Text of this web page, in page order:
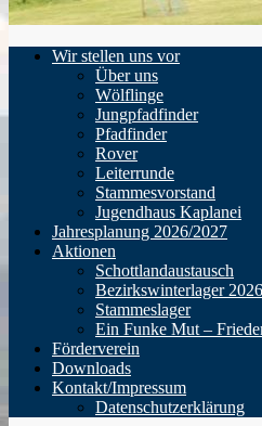
Wir stellen uns vor
Über uns
Wölflinge
Jungpfadfinder
Pfadfinder
Rover
Leiterrunde
Stammesvorstand
Jugendhaus Kaplanei
Jahresplanung 2026/2027
Aktionen
Schottlandaustausch
Bezirkswinterlager 2026
Stammeslager
Ein Funke Mut –
Förderverein
Downloads
Kontakt/Impressum
Datenschutzerklärung